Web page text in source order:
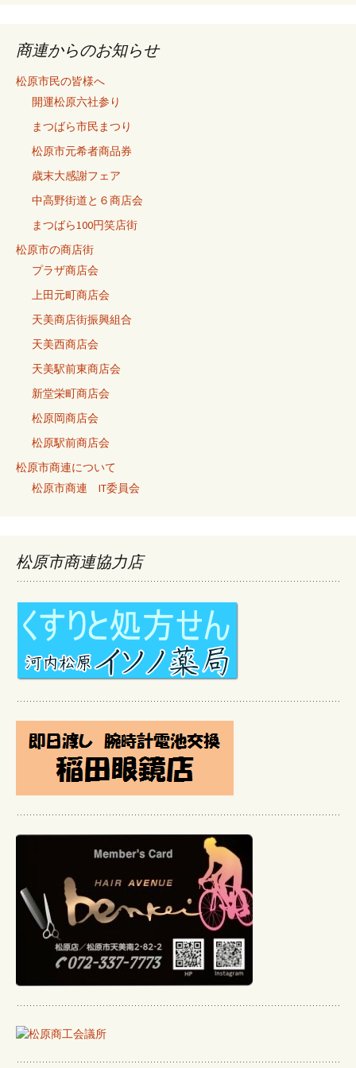
記
事
商連からのお知らせ
松原市民の皆様へ
開運松原六社参り
まつばら市民まつり
松原市元希者商品券
歳末大感謝フェア
中高野街道と６商店会
まつばら100円笑店街
松原市の商店街
プラザ商店会
上田元町商店会
天美商店街振興組合
天美西商店会
天美駅前東商店会
新堂栄町商店会
松原岡商店会
松原駅前商店会
松原市商連について
松原市商連 IT委員会
松原市商連協力店